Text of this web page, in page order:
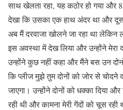
साथ खेलता रहा, यह कठोर हो गया और
देखा कि उसका एक हाथ अंदर था और
अब मैं दरवाजा खोलने जा रहा था लेकिन
इस अवस्था में देख लिया और उन्होंने मेरा
उन्होंने कुछ नहीं कहा और मैंने बस उन
कि प्लीज मुझे तुम दोनों को जोर से चोदने
जाएगा। उन्होंने दोनों को धक्का दिया
रही थी और कामना मेरी गेंदों को चूस